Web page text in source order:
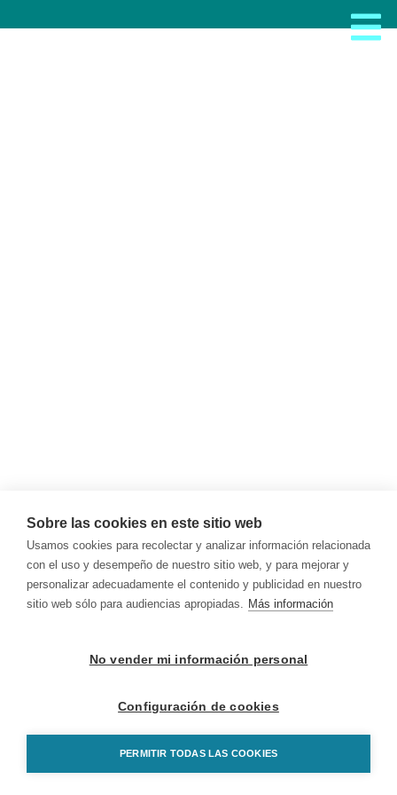
Sobre las cookies en este sitio web
Usamos cookies para recolectar y analizar información relacionada
con el uso y desempeño de nuestro sitio web, y para mejorar y
personalizar adecuadamente el contenido y publicidad en nuestro
sitio web sólo para audiencias apropiadas. Más información
No vender mi información personal
Configuración de cookies
PERMITIR TODAS LAS COOKIES